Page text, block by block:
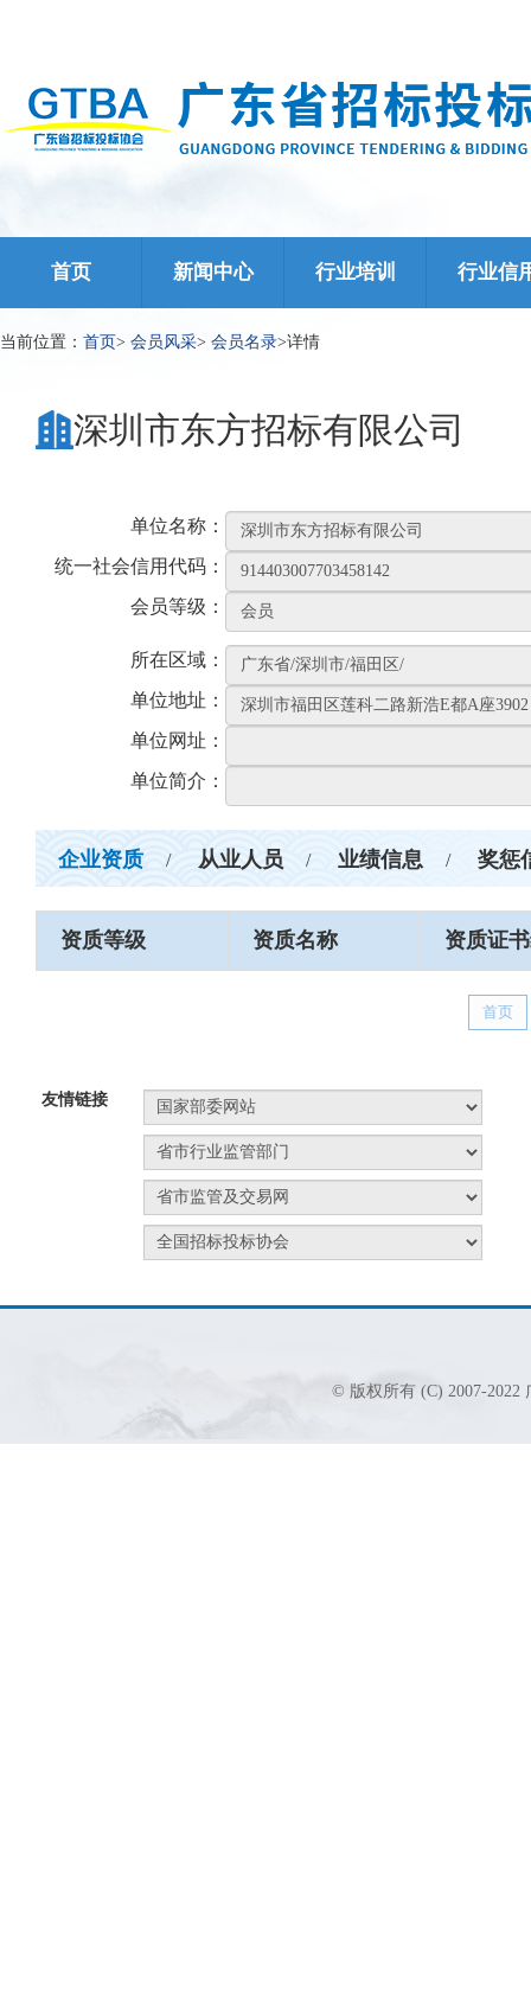
首页 新闻中心 行业培训 行业信
当前位置： 首页> 会员风采> 会员名录>详情
深圳市东方招标有限公司
单位名称：
统一社会信用代码：
会员等级：
所在区域：
单位地址：
单位网址：
单位简介：
企业资质 / 从业人员 / 业绩信息 / 奖惩
资质等级 资质名称 资质证
首页
友情链接
© 版权所有 (C) 2007-2022